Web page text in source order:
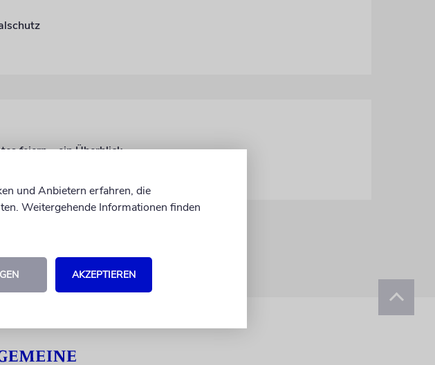
feiern – ein Überblick
und Anbietern erfahren, die
Weitergehende Informationen finden
AKZEPTIEREN